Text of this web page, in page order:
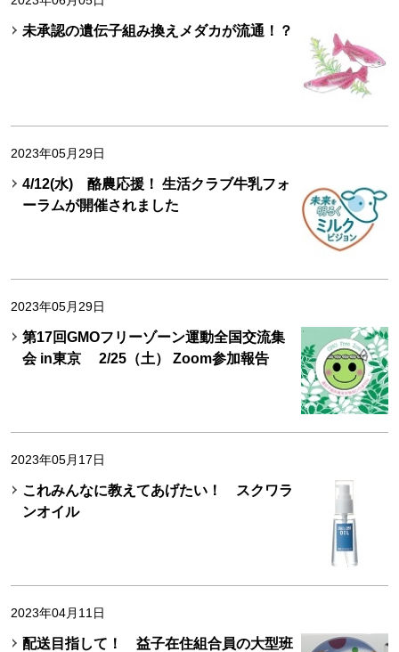
未承認の遺伝子組み換えメダカが流通！？
2023年05月29日
4/12(水) 酪農応援！ 生活クラブ牛乳フォ
ーラムが開催されました
2023年05月29日
第17回GMOフリーゾーン運動全国交流集
会 in東京 2/25（土） Zoom参加報告
2023年05月17日
これみんなに教えてあげたい！ スクワラ
ンオイル
2023年04月11日
配送目指して！ 益子在住組合員の大型班